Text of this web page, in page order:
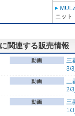
ニット
関連する販売情報
三
3/
三
2/
三
1/